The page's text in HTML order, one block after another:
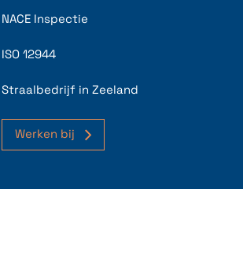
NACE Inspectie
ISO 12944
Straalbedrijf in Zeeland
Werken bij